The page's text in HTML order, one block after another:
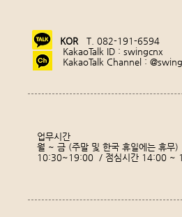
KOR T. 082-191-6594
KakaoTalk ID : swingcnx
KakaoTalk Channel :
업무시간
월 ~ 금 (주말 및 한국 휴일에는 휴무)
10:30~19:00 / 점심시간 14:00 ~